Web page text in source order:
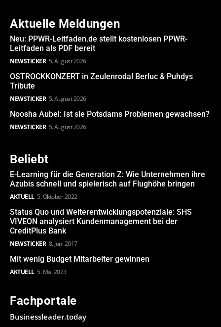
Aktuelle Meldungen
Neu: PPWR-Leitfaden.de stellt kostenlosen PPWR-
Leitfaden als PDF bereit
NEWSTICKER 5. August 2026
OSTROCKKONZERT in Zeulenroda! Berluc & Puhdys
Tribute
NEWSTICKER 5. August 2026
Noosha Aubel: Ist sie Potsdams Problemen gewachsen?
NEWSTICKER 5. August 2026
Beliebt
E-Learning für die Generation Z: Wie Unternehmen ihre
Azubis schnell und spielerisch auf Flughöhe bringen
AKTUELL 5. Oktober 2022
Status Quo und Weiterentwicklungspotenziale: SHS
VIVEON analysiert Kundenmanagement bei der
CreditPlus Bank
NEWSTICKER 8. Juni 2017
Mit wenig Budget Mitarbeiter gewinnen
AKTUELL 5. Mai 2023
Fachportale
Businessleader.today